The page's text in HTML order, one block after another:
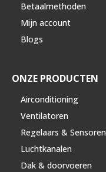
Betaalmethoden
Mijn account
Blogs
ONZE PRODUCTEN
Airconditioning
Ventilatoren
Regelaars & Sensoren
Luchtkanalen
Dak & doorvoeren